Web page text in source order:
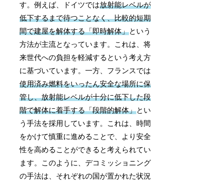
す。例えば、ドイツでは放射能レベルが
低下するまで待つことなく、比較的短期
間で建屋を解体する「即時解体」という
方法が主流となっています。これは、将
来世代への負担を軽減するという考え方
に基づいています。一方、フランスでは
使用済み燃料をいったん安全な場所に保
管し、放射能レベルが十分に低下した段
階で解体に着手する「段階的解体」とい
う手法を採用しています。これは、時間
をかけて慎重に進めることで、より安全
性を高めることができると考えられてい
ます。このように、デコミッショニング
の手法は、それぞれの国が置かれた状況